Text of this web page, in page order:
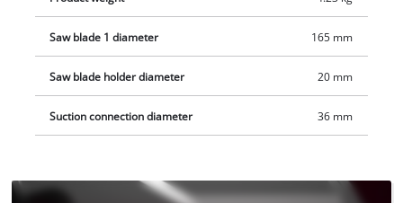
Saw blade 1 diameter 165 mm
Saw blade holder diameter 20 mm
Suction connection diameter 36 mm